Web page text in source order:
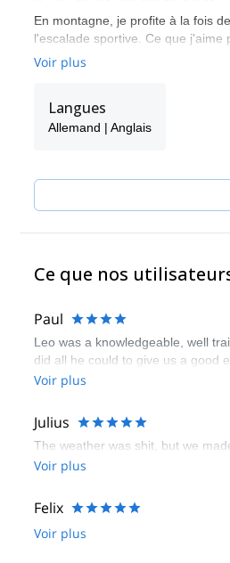
En montagne, je profite à la fois
l'escalade sportive. Ce que
propose également des
leurs rêves deviennent réalité.
Voir plus
Langues
Allemand | Anglais
Ce que nos
Paul
Leo was a knowledgeable, well
did all he could to give us a good
Voir plus
Julius
The weather was shit, but we
Voir plus
Felix
Voir plus